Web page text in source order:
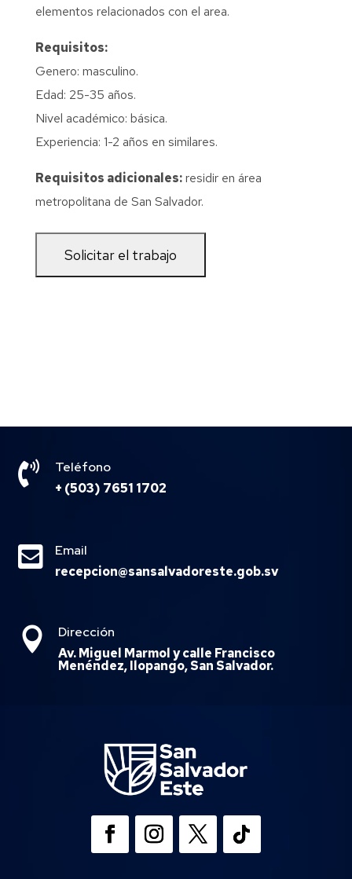
elementos relacionados con el area.
Requisitos:
Genero: masculino.
Edad: 25-35 años.
Nivel académico: básica.
Experiencia: 1-2 años en similares.
Requisitos adicionales:residir en área
metropolitana de San Salvador.

Teléfono
+ (503) 7651 1702

Email
recepcion@sansalvadoreste.gob.sv

Dirección
Av. Miguel Marmol y calle Francisco
Menéndez, Ilopango, San Salvador.